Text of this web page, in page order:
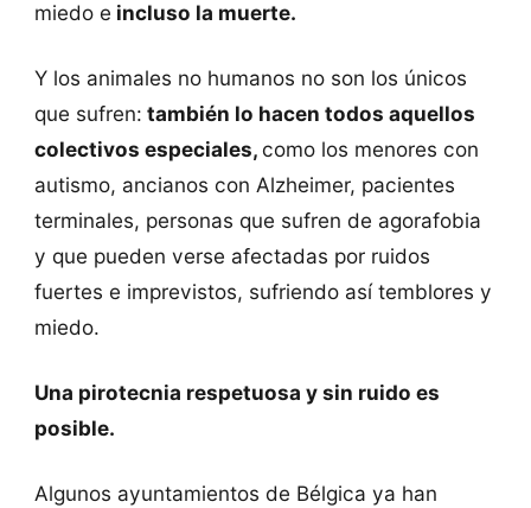
miedo e incluso la muerte.
Y los animales no humanos no son los únicos
que sufren: también lo hacen todos aquellos
colectivos especiales,como los menores con
autismo, ancianos con Alzheimer, pacientes
terminales, personas que sufren de agorafobia
y que pueden verse afectadas por ruidos
fuertes e imprevistos, sufriendo así temblores y
miedo.
Una pirotecnia respetuosa y sin ruido es
posible.
Algunos ayuntamientos de Bélgica ya han